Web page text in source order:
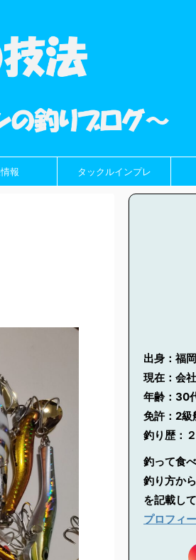
報 タックルインプレ
出身：福岡
現在：会
年齢：30
免許：2級
釣り歴：
釣って食
釣り方か
を記載し
プロフィ